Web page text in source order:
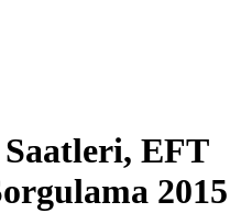
EFT
2015